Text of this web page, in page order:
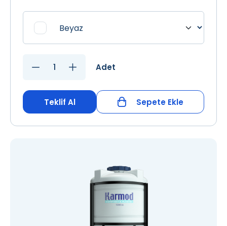
Adet
Teklif Al Sepete Ekle